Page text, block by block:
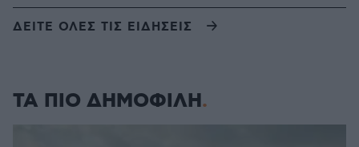
ΔΕΙΤΕ ΟΛΕΣ ΤΙΣ ΕΙΔΗΣΕΙΣ
ΤΑ ΠΙΟ ΔΗΜΟΦΙΛΗ